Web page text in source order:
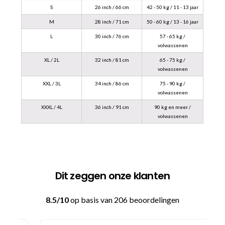
S 26 inch / 66 cm 42 - 50 kg / 11 - 13 jaar
M 28 inch / 71 cm 50 - 60 kg / 13 - 16 jaar
L 30 inch / 76 cm
57 - 65 kg /
volwassenen
XL / 2L 32 inch / 81 cm
65 - 75 kg /
volwassenen
XXL / 3L 34 inch / 86 cm
75 - 90 kg /
volwassenen
XXXL / 4L 36 inch / 91 cm
90 kg en meer /
volwassenen
Dit zeggen onze klanten
8.5/10op basis van 206 beoordelingen